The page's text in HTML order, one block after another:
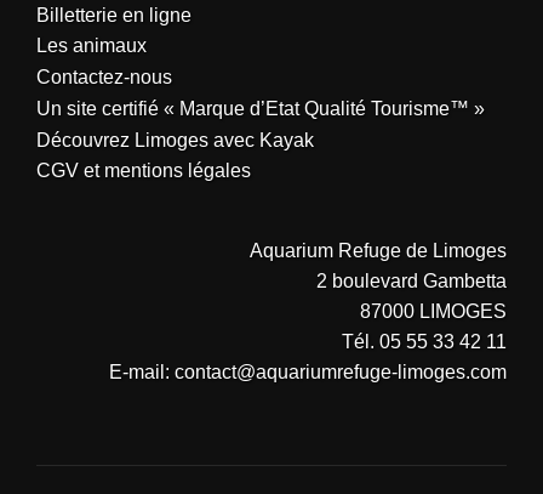
Billetterie en ligne
Les animaux
Contactez-nous
Un site certifié « Marque d’Etat Qualité Tourisme™ »
Découvrez Limoges avec Kayak
CGV et mentions légales
Aquarium Refuge de Limoges
2 boulevard Gambetta
87000 LIMOGES
Tél. 05 55 33 42 11
E-mail: contact@aquariumrefuge-limoges.com